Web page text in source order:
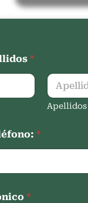
*
Apellidos
*
*